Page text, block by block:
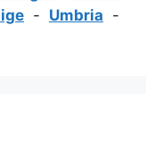
- Umbria -